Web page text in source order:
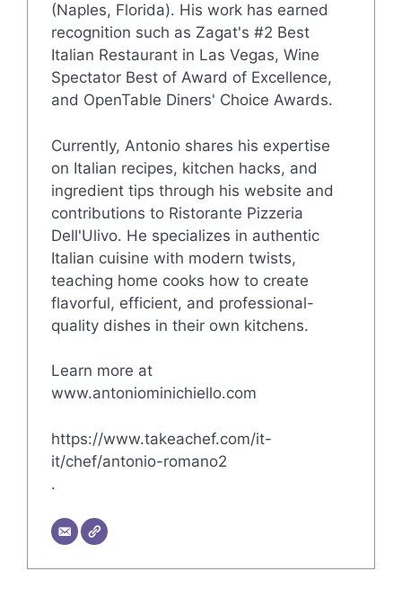
(Naples, Florida). His work has earned
recognition such as Zagat's #2 Best
Italian Restaurant in Las Vegas, Wine
Spectator Best of Award of Excellence,
and OpenTable Diners' Choice Awards.
Currently, Antonio shares his expertise
on Italian recipes, kitchen hacks, and
ingredient tips through his website and
contributions to Ristorante Pizzeria
Dell'Ulivo. He specializes in authentic
Italian cuisine with modern twists,
teaching home cooks how to create
flavorful, efficient, and professional-
quality dishes in their own kitchens.
Learn more at
www.antoniominichiello.com
https://www.takeachef.com/it-
it/chef/antonio-romano2
.